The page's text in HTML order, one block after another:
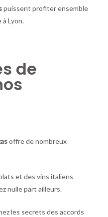
puissent profiter ensemble
à Lyon.
de
offre de nombreux
et des vins italiens
nulle part ailleurs.
les secrets des accords